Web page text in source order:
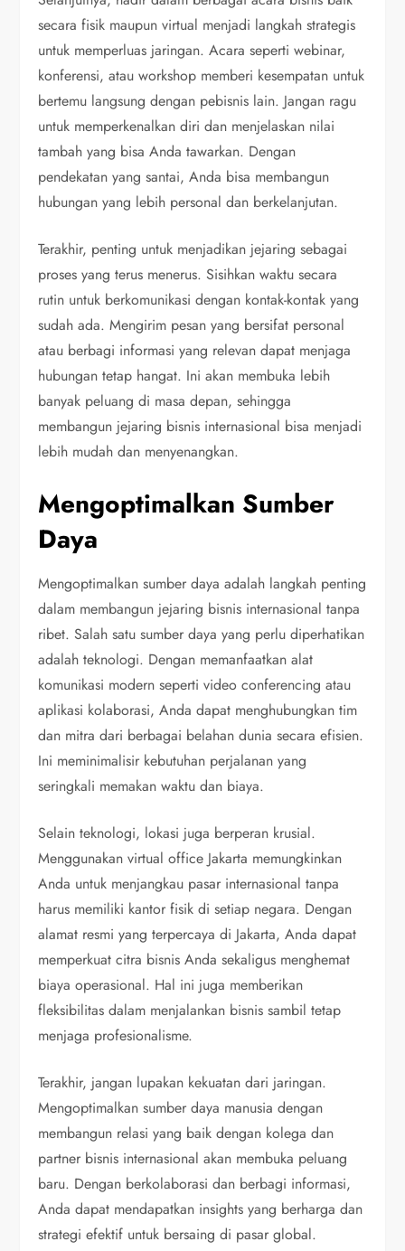
secara fisik maupun virtual menjadi langkah strategis
untuk memperluas jaringan. Acara seperti webinar,
konferensi, atau workshop memberi kesempatan untuk
bertemu langsung dengan pebisnis lain. Jangan ragu
untuk memperkenalkan diri dan menjelaskan nilai
tambah yang bisa Anda tawarkan. Dengan
pendekatan yang santai, Anda bisa membangun
hubungan yang lebih personal dan berkelanjutan.
Terakhir, penting untuk menjadikan jejaring sebagai
proses yang terus menerus. Sisihkan waktu secara
rutin untuk berkomunikasi dengan kontak-kontak yang
sudah ada. Mengirim pesan yang bersifat personal
atau berbagi informasi yang relevan dapat menjaga
hubungan tetap hangat. Ini akan membuka lebih
banyak peluang di masa depan, sehingga
membangun jejaring bisnis internasional bisa menjadi
lebih mudah dan menyenangkan.
Mengoptimalkan Sumber
Daya
Mengoptimalkan sumber daya adalah langkah penting
dalam membangun jejaring bisnis internasional tanpa
ribet. Salah satu sumber daya yang perlu diperhatikan
adalah teknologi. Dengan memanfaatkan alat
komunikasi modern seperti video conferencing atau
aplikasi kolaborasi, Anda dapat menghubungkan tim
dan mitra dari berbagai belahan dunia secara efisien.
Ini meminimalisir kebutuhan perjalanan yang
seringkali memakan waktu dan biaya.
Selain teknologi, lokasi juga berperan krusial.
Menggunakan virtual office Jakarta memungkinkan
Anda untuk menjangkau pasar internasional tanpa
harus memiliki kantor fisik di setiap negara. Dengan
alamat resmi yang terpercaya di Jakarta, Anda dapat
memperkuat citra bisnis Anda sekaligus menghemat
biaya operasional. Hal ini juga memberikan
fleksibilitas dalam menjalankan bisnis sambil tetap
menjaga profesionalisme.
Terakhir, jangan lupakan kekuatan dari jaringan.
Mengoptimalkan sumber daya manusia dengan
membangun relasi yang baik dengan kolega dan
partner bisnis internasional akan membuka peluang
baru. Dengan berkolaborasi dan berbagi informasi,
Anda dapat mendapatkan insights yang berharga dan
strategi efektif untuk bersaing di pasar global.